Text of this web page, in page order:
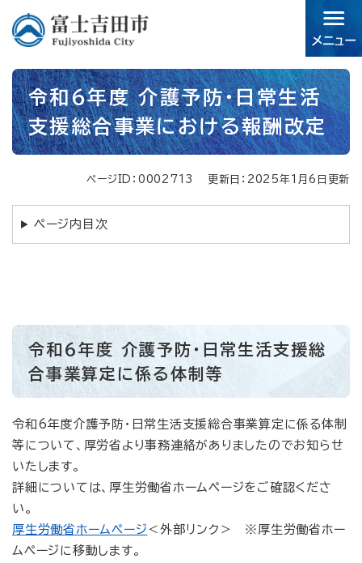
す。
本
文 令和6年度 介護予防・日常生活
支援総合事業における報酬改定
ページID：0002713 更新日：2025年1月6日更新
ページ内目次
令和6年度 介護予防・日常生活支援総
合事業算定に係る体制等
令和6年度介護予防・日常生活支援総合事業算定に係る体制
等について、厚労省より事務連絡がありましたのでお知らせ
いたします。
詳細については、厚生労働省ホームページをご確認くださ
い。
厚生労働省ホームページ ＜外部リンク＞
※厚生労働省ホー
ムページに移動します。